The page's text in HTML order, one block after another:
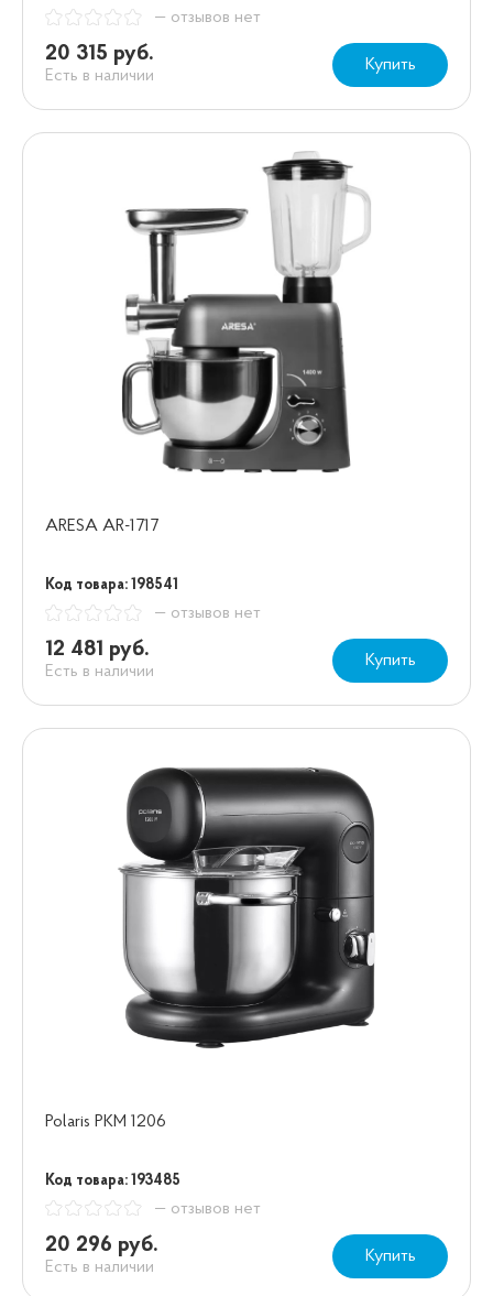
— отзывов нет
20 315 руб.
Есть в наличии
Купить
ARESA AR-1717
Код товара: 198541
— отзывов нет
12 481 руб.
Есть в наличии
Купить
Polaris PKM 1206
Код товара: 193485
— отзывов нет
20 296 руб.
Есть в наличии
Купить